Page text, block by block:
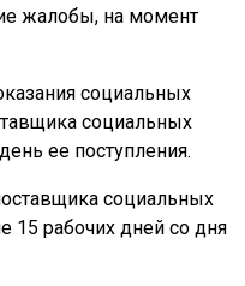
жалобы, на момент
социальных
социальных
ее поступления.
социальных
15 рабочих дней со дня